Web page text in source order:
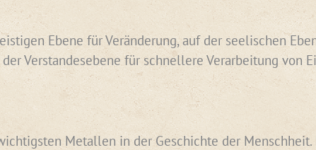
Ebene für Veränderung, auf der seelischen
Verstandesebene für schnellere Verarbeitung von
Metallen in der Geschichte der